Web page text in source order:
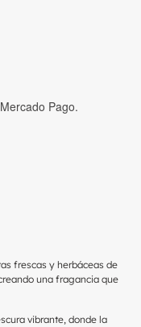
Pago.
frescas y herbáceas de
una fragancia que
vibrante, donde la